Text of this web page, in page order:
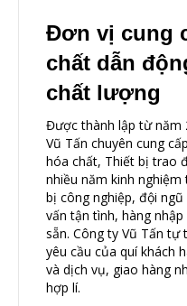
Đơn vị cung
chất dẫn
chất lượng
Được thành lập từ năm
Vũ Tấn chuyên cung cấp
hóa chất, Thiết bị trao
nhiều năm kinh
bị công nghiệp, đội
vấn tận tình, hàng
sẵn. Công ty Vũ Tấn
yêu cầu của quí khách
và dịch vụ, giao hàng
hợp lí.